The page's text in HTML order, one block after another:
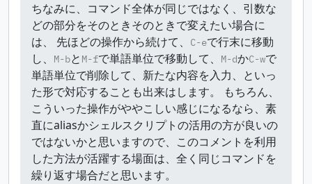
ちなみに、コマンド全体が同じではなく、引数な
どの部分をそのときそのときで変えたい場合に
は、 先ほどの操作から続けて、
C-eで行末に移動
し、
M-bと M-fで単語単位で移動して、 M-dかC-wで
単語単位で削除して、新たな内容を入力、といっ
た形で対応することも出来はします。 もちろん、
こういった操作がややこしい感じになるなら、素
直にaliasかシェルスクリプトの活用の方が良いの
ではないかと思いますので、このコメントを利用
した方法が活躍する場面は、全く同じコマンドを
繰り返す場合だと思います。